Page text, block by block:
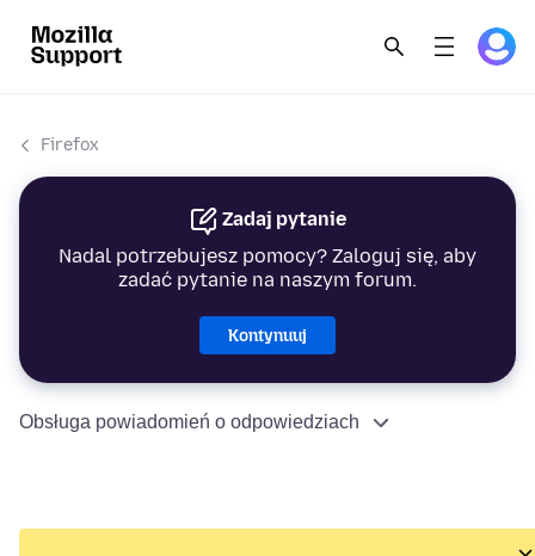
Firefox
Zadaj pytanie
Nadal potrzebujesz pomocy? Zaloguj się, aby
zadać pytanie na naszym forum.
Kontynuuj
Obsługa powiadomień o odpowiedziach